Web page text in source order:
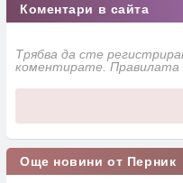
Коментари в сайта
Трябва да сте
коментирате. Правилата
Още новини от Перник